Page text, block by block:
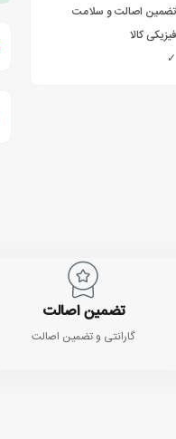
تضمین اصالت و سلامت
فیزیکی کالا
✓
تضمین اصالت
گارانتی و تضمین اصالت